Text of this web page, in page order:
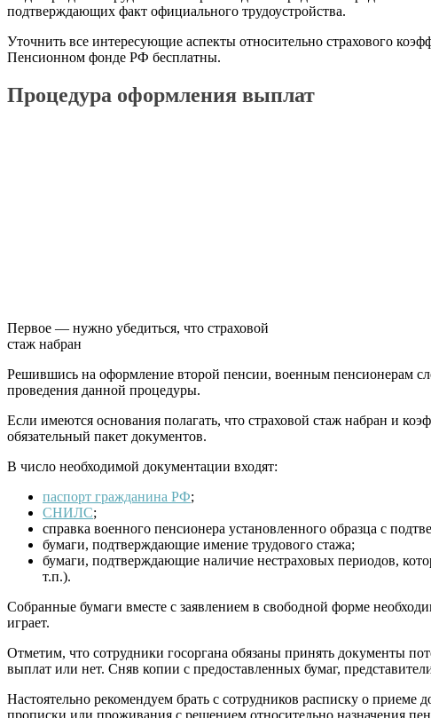
подтверждающих факт официального трудоустройства.
Уточнить все интересующие аспекты относительно страхового
Пенсионном фонде РФ бесплатны.
Процедура оформления выплат
Первое — нужно убедиться, что страховой
стаж набран
Решившись на оформление второй пенсии, военным пенсионерам
проведения данной процедуры.
Если имеются основания полагать, что страховой стаж набран и
обязательный пакет документов.
В число необходимой документации входят:
паспорт гражданина РФ;
СНИЛС;
справка военного пенсионера установленного образца с
бумаги, подтверждающие имение трудового стажа;
бумаги, подтверждающие наличие нестраховых периодов,
т.п.).
Собранные бумаги вместе с заявлением в свободной форме
играет.
Отметим, что сотрудники госоргана обязаны принять документы
выплат или нет. Сняв копии с предоставленных бумаг,
Настоятельно рекомендуем брать с сотрудников расписку о
прописки или проживания с решением относительно назначения